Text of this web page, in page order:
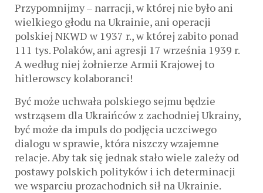
Przypomnijmy – narracji, w której nie było ani
wielkiego głodu na Ukrainie, ani operacji
polskiej NKWD w 1937 r., w której zabito ponad
111 tys. Polaków, ani agresji 17 września 1939 r.
A według niej żołnierze Armii Krajowej to
hitlerowscy kolaboranci!
Być może uchwała polskiego sejmu będzie
wstrząsem dla Ukraińców z zachodniej Ukrainy,
być może da impuls do podjęcia uczciwego
dialogu w sprawie, która niszczy wzajemne
relacje. Aby tak się jednak stało wiele zależy od
postawy polskich polityków i ich determinacji
we wsparciu prozachodnich sił na Ukrainie.